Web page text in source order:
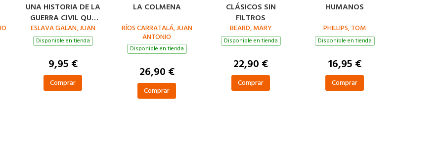
UNA HISTORIA DE LA
GUERRA CIVIL QUE
NO VA A GUSTAR A
NADIE
ESLAVA GALAN, JUAN
Disponible en tienda
9,95 €
Comprar
LA COLMENA
RÍOS CARRATALÁ, JUAN
ANTONIO
Disponible en tienda
26,90 €
Comprar
CLÁSICOS SIN
FILTROS
BEARD, MARY
Disponible en tienda
22,90 €
Comprar
HUMANOS
PHILLIPS, TOM
Disponible en tienda
16,95 €
Comprar